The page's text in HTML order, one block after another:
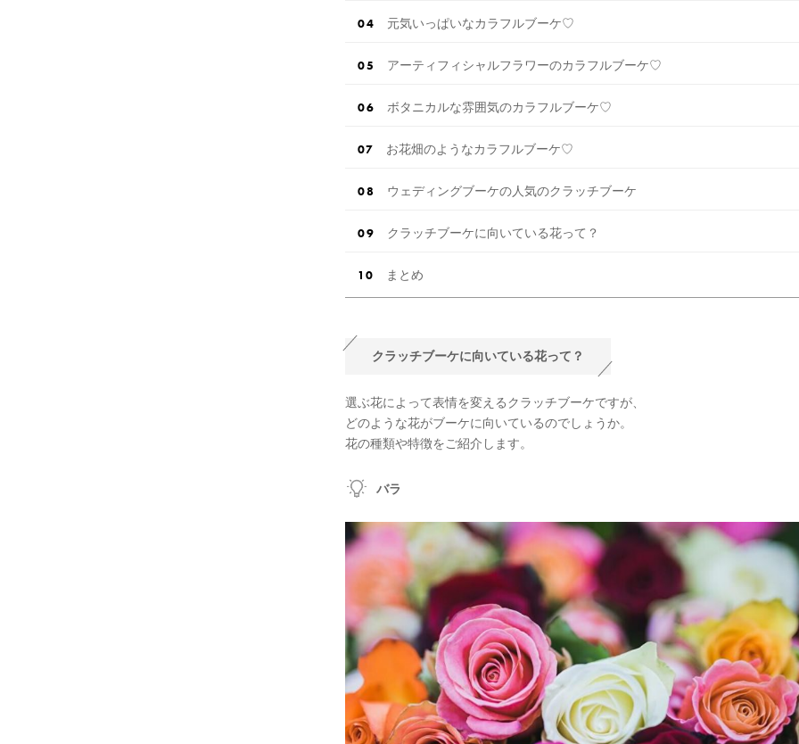
元気いっぱいなカラフルブーケ♡
アーティフィシャルフラワーのカラフルブーケ♡
ボタニカルな雰囲気のカラフルブーケ♡
お花畑のようなカラフルブーケ♡
ウェディングブーケの人気のクラッチブーケ
クラッチブーケに向いている花って？
まとめ
クラッチブーケに向いている花って？
選ぶ花によって表情を変えるクラッチブーケですが、
どのような花がブーケに向いているのでしょうか。
花の種類や特徴をご紹介します。
バラ